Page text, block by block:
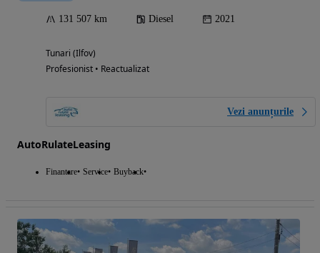
131 507 km Diesel 2021
Tunari (Ilfov)
Profesionist • Reactualizat
Vezi anunțurile
AutoRulateLeasing
Finantare Service Buyback